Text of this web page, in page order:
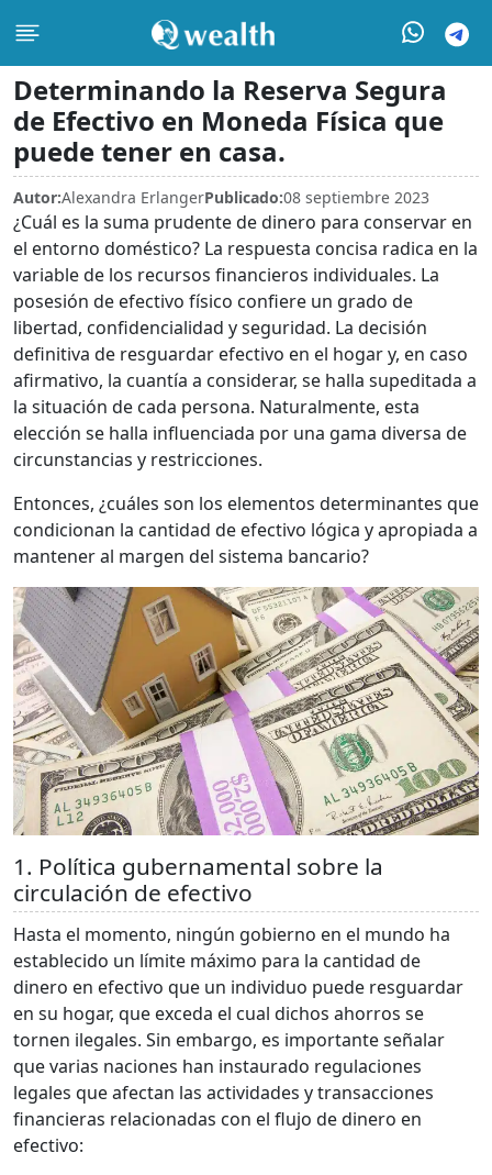
Determinando la Reserva Segura
de Efectivo en Moneda Física que
puede tener en casa.
Autor:Alexandra ErlangerPublicado:08 septiembre 2023
¿Cuál es la suma prudente de dinero para conservar en
el entorno doméstico? La respuesta concisa radica en la
variable de los recursos financieros individuales. La
posesión de efectivo físico confiere un grado de
libertad, confidencialidad y seguridad. La decisión
definitiva de resguardar efectivo en el hogar y, en caso
afirmativo, la cuantía a considerar, se halla supeditada a
la situación de cada persona. Naturalmente, esta
elección se halla influenciada por una gama diversa de
circunstancias y restricciones.
Entonces, ¿cuáles son los elementos determinantes que
condicionan la cantidad de efectivo lógica y apropiada a
mantener al margen del sistema bancario?
1. Política gubernamental sobre la
circulación de efectivo
Hasta el momento, ningún gobierno en el mundo ha
establecido un límite máximo para la cantidad de
dinero en efectivo que un individuo puede resguardar
en su hogar, que exceda el cual dichos ahorros se
tornen ilegales. Sin embargo, es importante señalar
que varias naciones han instaurado regulaciones
legales que afectan las actividades y transacciones
financieras relacionadas con el flujo de dinero en
efectivo: